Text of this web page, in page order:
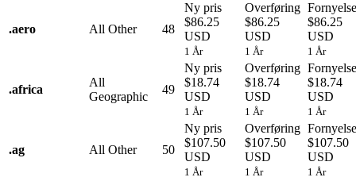
.aero All Other 48
Ny pris
$86.25
USD
1 År
Overføring
$86.25
USD
1 År
Fornyelse
$86.25
USD
1 År
.africa
All
Geographic
49
Ny pris
$18.74
USD
1 År
Overføring
$18.74
USD
1 År
Fornyelse
$18.74
USD
1 År
.ag All Other 50
Ny pris
$107.50
USD
1 År
Overføring
$107.50
USD
1 År
Fornyelse
$107.50
USD
1 År